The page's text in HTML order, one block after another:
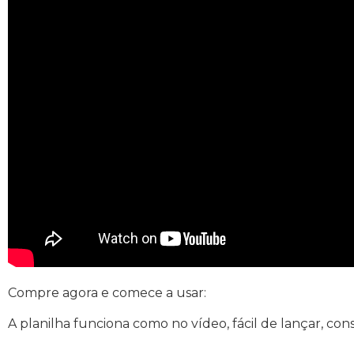
Compre agora e comece a usar:
A planilha funciona como no vídeo, fácil de lançar,